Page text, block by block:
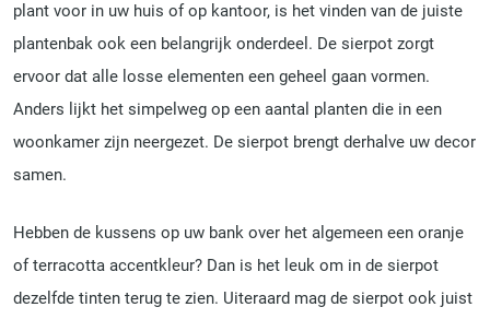
plant voor in uw huis of op kantoor, is het vinden van de juiste
plantenbak ook een belangrijk onderdeel. De sierpot zorgt
ervoor dat alle losse elementen een geheel gaan vormen.
Anders lijkt het simpelweg op een aantal planten die in een
woonkamer zijn neergezet. De sierpot brengt derhalve uw decor
samen.
Hebben de kussens op uw bank over het algemeen een oranje
of terracotta accentkleur? Dan is het leuk om in de sierpot
dezelfde tinten terug te zien. Uiteraard mag de sierpot ook juist